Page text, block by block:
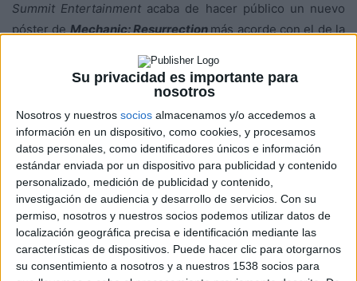
Su privacidad es importante para
nosotros
Nosotros y nuestros socios almacenamos y/o accedemos a
información en un dispositivo, como cookies, y procesamos
datos personales, como identificadores únicos e información
estándar enviada por un dispositivo para publicidad y contenido
personalizado, medición de publicidad y contenido,
investigación de audiencia y desarrollo de servicios. Con su
permiso, nosotros y nuestros socios podemos utilizar datos de
localización geográfica precisa e identificación mediante las
características de dispositivos. Puede hacer clic para otorgarnos
su consentimiento a nosotros y a nuestros 1538 socios para
Summit Entertainment acaba de hacer público un nuevo
póster deMechanic: Resurrectionmás acorde con el de la
queda claro que Arthur Bishop ha vuelto a las andadas.
El mecánico se verá obligado a volver al servicio activo
cuando alguien de su pasado le obliga a volver al negocio
activo. El protagonista tendrá que completar una lista
imposible asesinando a los hombres más peligrosos del
planeta, si quiere salvar a su amada.
La secuela está protagonizada porJason Statham,Jessica
Alba,Tommy Lee JonesyMichelle Yeoh, que interpretarán
un guión escrito porPhilip Shelby yTony Moshery están